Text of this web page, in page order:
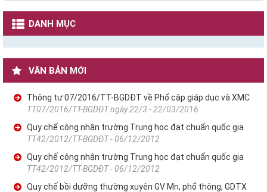
DANH MỤC
VĂN BẢN MỚI
Thông tư 07/2016/TT-BGDĐT về Phổ cập giáp dục và XMC
TT07/2016/TT-BGDĐT ngày 22/3 - 22/03/2016
Quy chế công nhận trường Trung học đạt chuẩn quốc gia
TT42/2012/TT-BGDĐT - 06/12/2012
Quy chế công nhận trường Trung học đạt chuẩn quốc gia
TT42/2012/TT-BGDĐT - 06/12/2012
Quy chế bồi dưỡng thường xuyên GV Mn, phổ thông, GDTX